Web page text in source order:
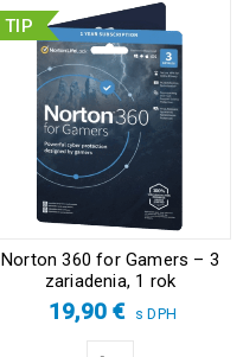
TIP
Norton 360 for Gamers – 3
zariadenia, 1 rok
19,90€ s DPH